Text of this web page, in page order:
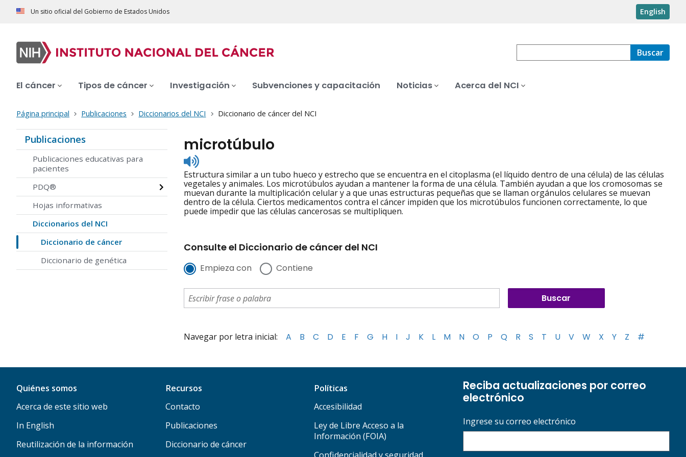
Un sitio oficial del Gobierno de Estados Unidos English
Buscar
El cáncer Tipos de cáncer Investigación Subvenciones y capacitación Noticias Acerca del NCI
Página principal Publicaciones Diccionarios del NCI Diccionario de cáncer del NCI
Publicaciones
Publicaciones educativas para
pacientes
PDQ®
Hojas informativas
Diccionarios del NCI
Diccionario de cáncer
Diccionario de genética
microtúbulo
Listen
to
pronunciation
Estructura similar a un tubo hueco y estrecho que se encuentra en el citoplasma (el líquido dentro de una célula) de las células
vegetales y animales. Los microtúbulos ayudan a mantener la forma de una célula. También ayudan a que los cromosomas se
muevan durante la multiplicación celular y a que unas estructuras pequeñas que se llaman orgánulos celulares se muevan
dentro de la célula. Ciertos medicamentos contra el cáncer impiden que los microtúbulos funcionen correctamente, lo que
puede impedir que las células cancerosas se multipliquen.
Consulte el Diccionario de cáncer del NCI
Empieza con Contiene
Navegar por letra inicial: A B C D E F G H I J K L M N O P Q R S T U V W X Y Z #
Quiénes somos
Acerca de este sitio web
In English
Reutilización de la información
Recursos
Contacto
Publicaciones
Diccionario de cáncer
Políticas
Accesibilidad
Ley de Libre Acceso a la
Información (FOIA)
Reciba actualizaciones por correo
electrónico
Ingrese su correo electrónico